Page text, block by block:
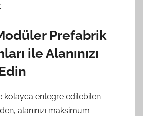
Prefabrik
ile Alanınızı
kolayca entegre edilebilen
alanınızı maksimum